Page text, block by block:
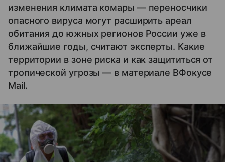
изменения климата комары — переносчики
опасного вируса могут расширить ареал
обитания до южных регионов России уже в
ближайшие годы, считают эксперты. Какие
территории в зоне риска и как защититься от
тропической угрозы — в материале ВФокусе
Mail.